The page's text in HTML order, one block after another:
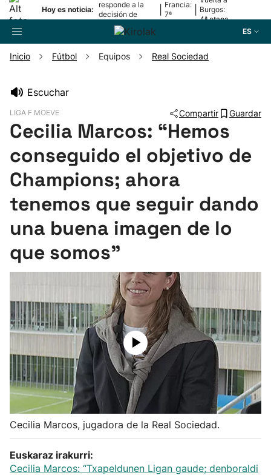
Hoy es noticia:
responde a la
decisión de
Oriamendi
Francia:
7ª
Burgos:
4ª etapa
ES
Pelota
Remo
Baloncesto
Ciclismo
Balonmano
Kirolak 360
Atletismo
Carreras de montaña
Más deportes
Inicio Fútbol Equipos Real Sociedad
Escuchar
LIGA F MOEVE Compartir Guardar
Cecilia Marcos: “Hemos
conseguido el objetivo de
Champions; ahora
tenemos que seguir dando
una buena imagen de lo
que somos”
Cecilia Marcos, jugadora de la Real Sociedad.
Euskaraz irakurri:
Cecilia Marcos: “Txapeldunen Ligan gaude; denboraldi